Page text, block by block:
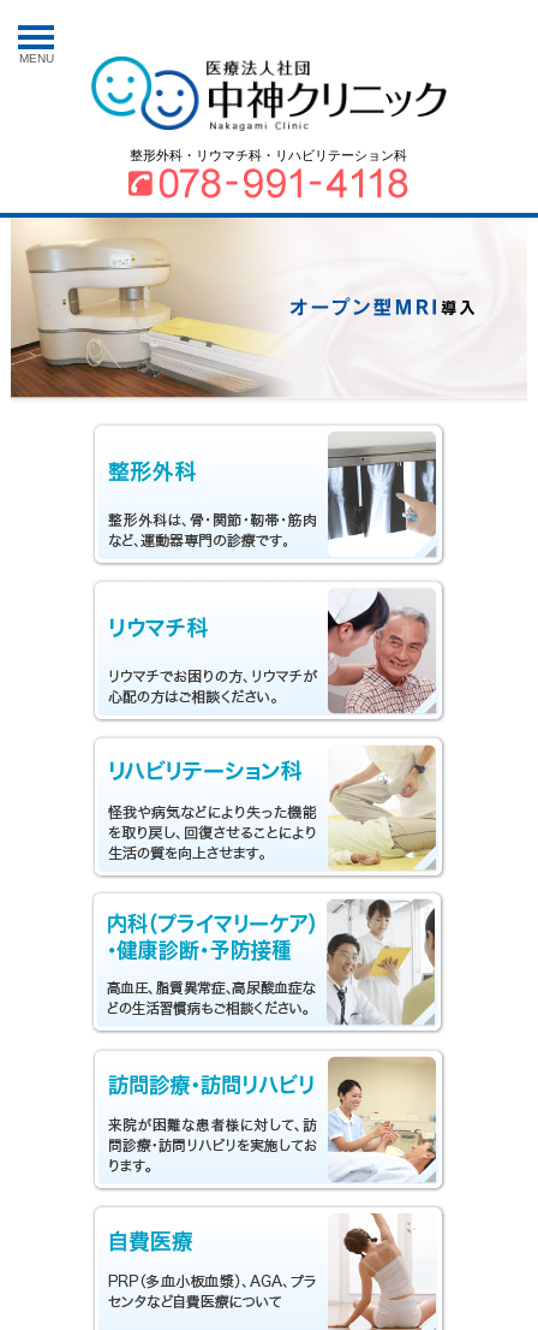
MENU
整形外科・リウマチ科・リハビリテーション科